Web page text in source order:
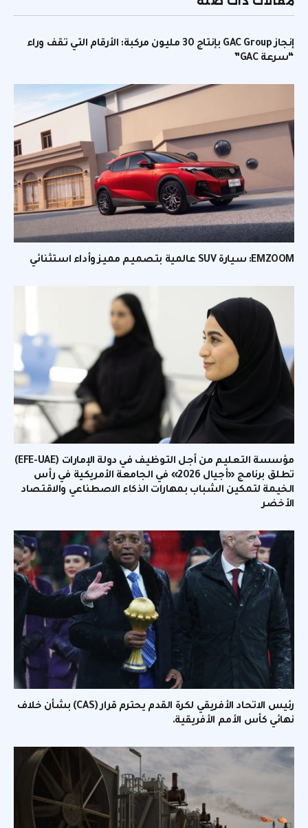
إنجاز GAC Group بإنتاج 30 مليون مركبة: الأرقام التي تقف وراء
“سرعة GAC”
EMZOOM: سيارة SUV عالمية بتصميم مميز وأداء استثنائي
مؤسسة التعليم من أجل التوظيف في دولة الإمارات (EFE-UAE)
تطلق برنامج «أجيال 2026» في الجامعة الأمريكية في رأس
الخيمة لتمكين الشباب بمهارات الذكاء الاصطناعي والاقتصاد
الأخضر
رئيس الاتحاد الأفريقي لكرة القدم يحترم قرار (CAS) بشأن خلاف
نهائي كأس الأمم الأفريقية.